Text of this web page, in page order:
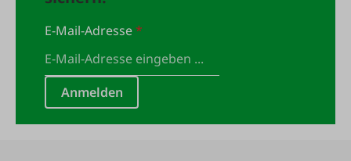
E-Mail-Adresse*
Anmelden